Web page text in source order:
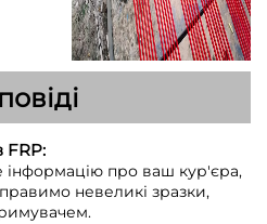
FRP:
інформацію про ваш кур'єра,
невеликі зразки,